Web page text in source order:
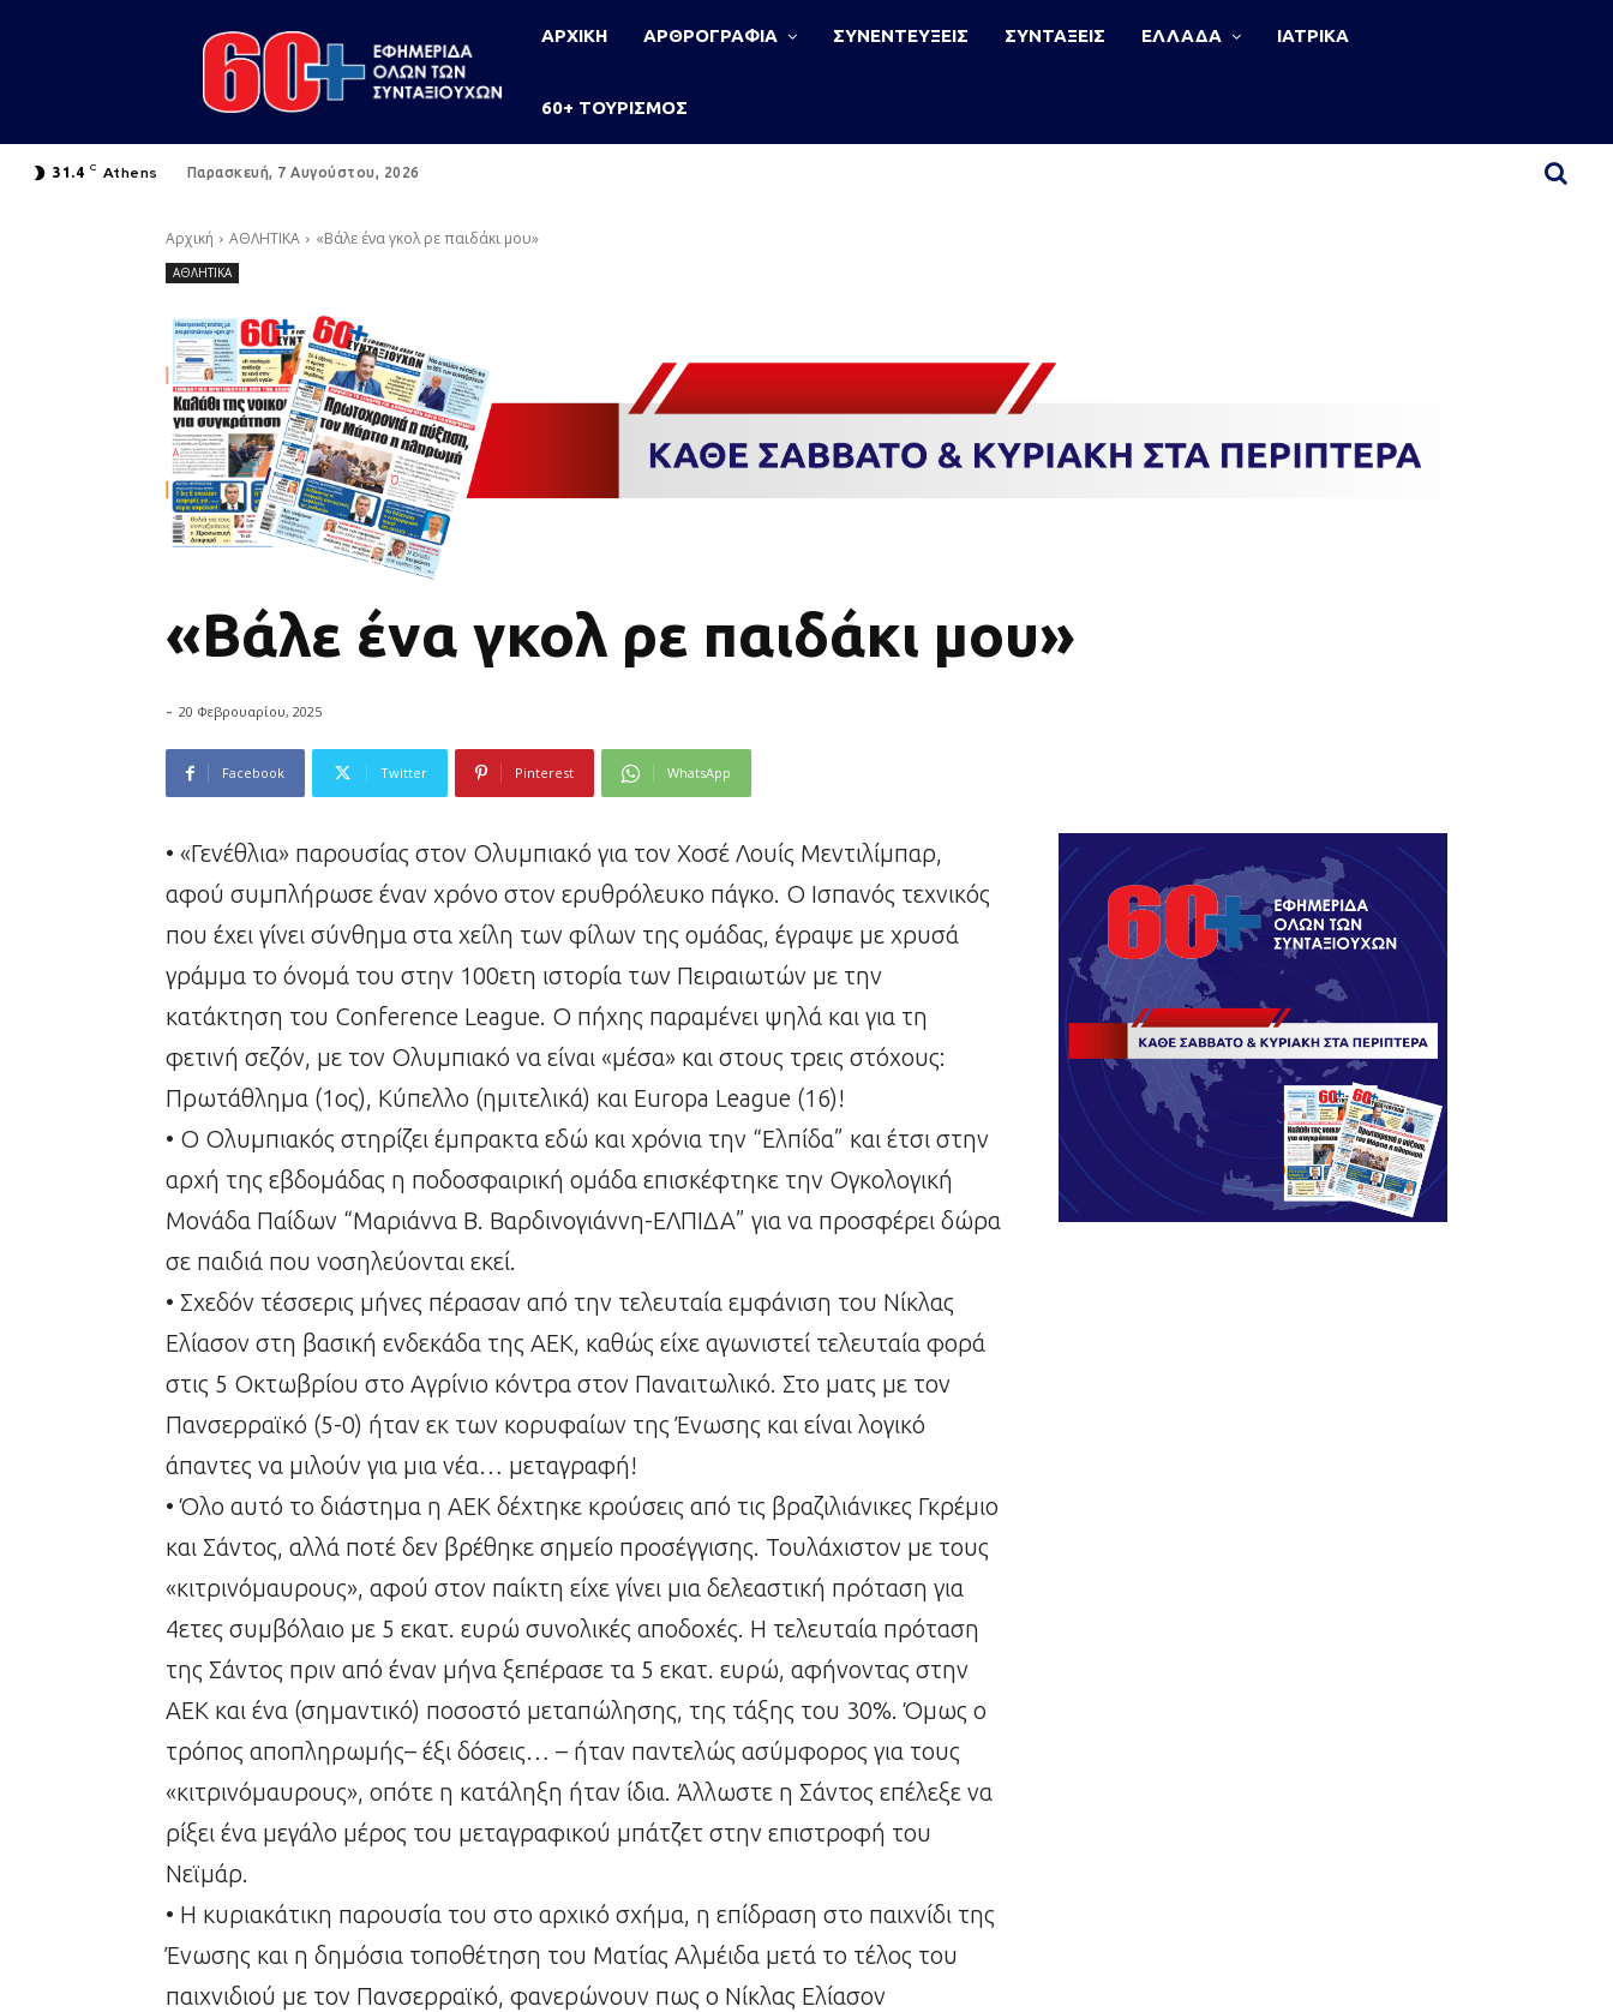
ΑΡΧΙΚΗ ΑΡΘΡΟΓΡΑΦΙΑ ΣΥΝΕΝΤΕΥΞΕΙΣ ΣΥΝΤΑΞΕΙΣ ΕΛΛΑΔΑ ΙΑΤΡΙΚΑ
60+ ΤΟΥΡΙΣΜΟΣ
31.4 C Athens Παρασκευή, 7 Αυγούστου, 2026
Αρχική ΑΘΛΗΤΙΚΑ «Βάλε ένα γκολ ρε παιδάκι μου»
ΑΘΛΗΤΙΚΑ
«Βάλε ένα γκολ ρε παιδάκι μου»
- 20 Φεβρουαρίου, 2025
Facebook Twitter Pinterest WhatsApp
• «Γενέθλια» παρουσίας στον Ολυμπιακό για τον Χοσέ Λουίς Μεντιλίμπαρ,
αφού συμπλήρωσε έναν χρόνο στον ερυθρόλευκο πάγκο. Ο Ισπανός τεχνικός
που έχει γίνει σύνθημα στα χείλη των φίλων της ομάδας, έγραψε με χρυσά
γράμμα το όνομά του στην 100ετη ιστορία των Πειραιωτών με την
κατάκτηση του Conference League. Ο πήχης παραμένει ψηλά και για τη
φετινή σεζόν, με τον Ολυμπιακό να είναι «μέσα» και στους τρεις στόχους:
Πρωτάθλημα (1oς), Κύπελλο (ημιτελικά) και Europa League (16)!
• Ο Ολυμπιακός στηρίζει έμπρακτα εδώ και χρόνια την “Ελπίδα” και έτσι στην
αρχή της εβδομάδας η ποδοσφαιρική ομάδα επισκέφτηκε την Ογκολογική
Μονάδα Παίδων “Μαριάννα Β. Βαρδινογιάννη-ΕΛΠΙΔΑ” για να προσφέρει δώρα
σε παιδιά που νοσηλεύονται εκεί.
• Σχεδόν τέσσερις μήνες πέρασαν από την τελευταία εμφάνιση του Νίκλας
Ελίασον στη βασική ενδεκάδα της ΑΕΚ, καθώς είχε αγωνιστεί τελευταία φορά
στις 5 Οκτωβρίου στο Αγρίνιο κόντρα στον Παναιτωλικό. Στο ματς με τον
Πανσερραϊκό (5-0) ήταν εκ των κορυφαίων της Ένωσης και είναι λογικό
άπαντες να μιλούν για μια νέα… μεταγραφή!
• Όλο αυτό το διάστημα η ΑΕΚ δέχτηκε κρούσεις από τις βραζιλιάνικες Γκρέμιο
και Σάντος, αλλά ποτέ δεν βρέθηκε σημείο προσέγγισης. Τουλάχιστον με τους
«κιτρινόμαυρους», αφού στον παίκτη είχε γίνει μια δελεαστική πρόταση για
4ετες συμβόλαιο με 5 εκατ. ευρώ συνολικές αποδοχές. Η τελευταία πρόταση
της Σάντος πριν από έναν μήνα ξεπέρασε τα 5 εκατ. ευρώ, αφήνοντας στην
ΑΕΚ και ένα (σημαντικό) ποσοστό μεταπώλησης, της τάξης του 30%. Όμως ο
τρόπος αποπληρωμής– έξι δόσεις… – ήταν παντελώς ασύμφορος για τους
«κιτρινόμαυρους», οπότε η κατάληξη ήταν ίδια. Άλλωστε η Σάντος επέλεξε να
ρίξει ένα μεγάλο μέρος του μεταγραφικού μπάτζετ στην επιστροφή του
Νεϊμάρ.
• Η κυριακάτικη παρουσία του στο αρχικό σχήμα, η επίδραση στο παιχνίδι της
Ένωσης και η δημόσια τοποθέτηση του Ματίας Αλμέιδα μετά το τέλος του
παιχνιδιού με τον Πανσερραϊκό, φανερώνουν πως ο Νίκλας Ελίασον